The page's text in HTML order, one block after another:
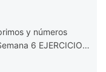
y números
6 EJERCICIOS